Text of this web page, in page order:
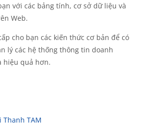
với các bảng tính, cơ sở dữ liệu và
Web.
cho bạn các kiến thức cơ bản để có
lý các hệ thống thông tin doanh
hiệu quả hơn.
Thanh TAM